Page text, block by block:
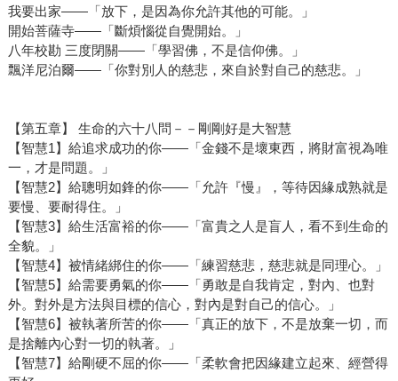
我要出家——「放下，是因為你允許其他的可能。」
開始菩薩寺——「斷煩惱從自覺開始。」
八年校勘 三度閉關——「學習佛，不是信仰佛。」
飄洋尼泊爾——「你對別人的慈悲，來自於對自己的慈悲。」
【第五章】 生命的六十八問－－剛剛好是大智慧
【智慧1】給追求成功的你——「金錢不是壞東西，將財富視為唯
一，才是問題。」
【智慧2】給聰明如鋒的你——「允許『慢』，等待因緣成熟就是
要慢、要耐得住。」
【智慧3】給生活富裕的你——「富貴之人是盲人，看不到生命的
全貌。」
【智慧4】被情緒綁住的你——「練習慈悲，慈悲就是同理心。」
【智慧5】給需要勇氣的你——「勇敢是自我肯定，對內、也對
外。對外是方法與目標的信心，對內是對自己的信心。」
【智慧6】被執著所苦的你——「真正的放下，不是放棄一切，而
是捨離內心對一切的執著。」
【智慧7】給剛硬不屈的你——「柔軟會把因緣建立起來、經營得